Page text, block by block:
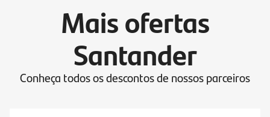
Mais ofertas
Santander
Conheça todos os descontos de nossos parceiros